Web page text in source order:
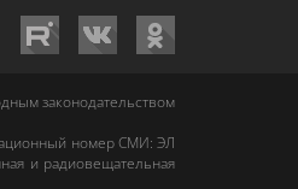
законодательством
номер СМИ: ЭЛ
и радиовещательная